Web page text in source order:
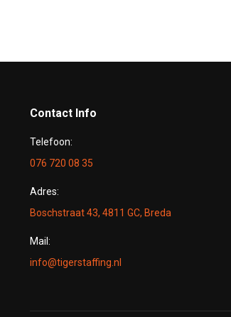
Contact Info
Telefoon:
076 720 08 35
Adres:
Boschstraat 43, 4811 GC, Breda
Mail:
info@tigerstaffing.nl